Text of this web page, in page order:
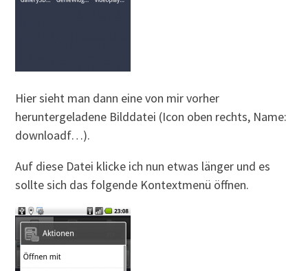
Hier sieht man dann eine von mir vorher
heruntergeladene Bilddatei (Icon oben rechts, Name:
downloadf…).
Auf diese Datei klicke ich nun etwas länger und es
sollte sich das folgende Kontextmenü öffnen.